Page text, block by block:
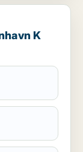
K